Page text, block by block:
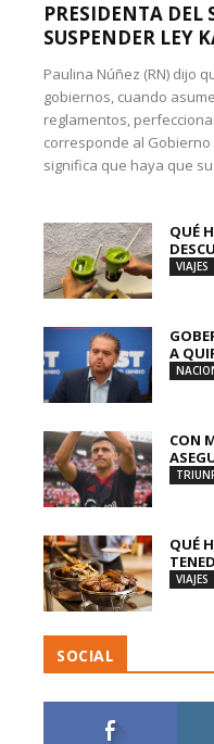
PRESIDENTA DEL
SUSPENDER LEY
Paulina Núñez (RN) dijo
gobiernos, cuando
reglamentos,
corresponde al
significa que haya que
QUÉ
VIAJES
A
CON
QUÉ
VIAJES
SOCIAL